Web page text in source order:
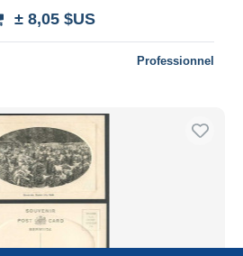
± 8,05 $US
Professionnel